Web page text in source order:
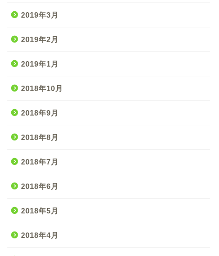
2019年3月
2019年2月
2019年1月
2018年10月
2018年9月
2018年8月
2018年7月
2018年6月
2018年5月
2018年4月